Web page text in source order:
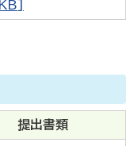
提出書類